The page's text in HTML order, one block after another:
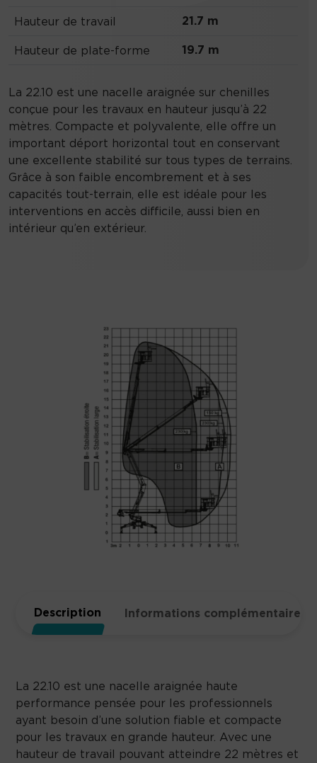
Hauteur de travail 21.7 m
Hauteur de plate-forme 19.7 m
La 22.10 est une nacelle araignée sur chenilles
conçue pour les travaux en hauteur jusqu’à 22
mètres. Compacte et polyvalente, elle offre un
important déport horizontal tout en conservant
une excellente stabilité sur tous types de terrains.
Grâce à son faible encombrement et à ses
capacités tout-terrain, elle est idéale pour les
interventions en accès difficile, aussi bien en
intérieur qu’en extérieur.
Description Informations complémentaires
La 22.10 est une nacelle araignée haute
performance pensée pour les professionnels
ayant besoin d’une solution fiable et compacte
pour les travaux en grande hauteur. Avec une
hauteur de travail pouvant atteindre 22 mètres et